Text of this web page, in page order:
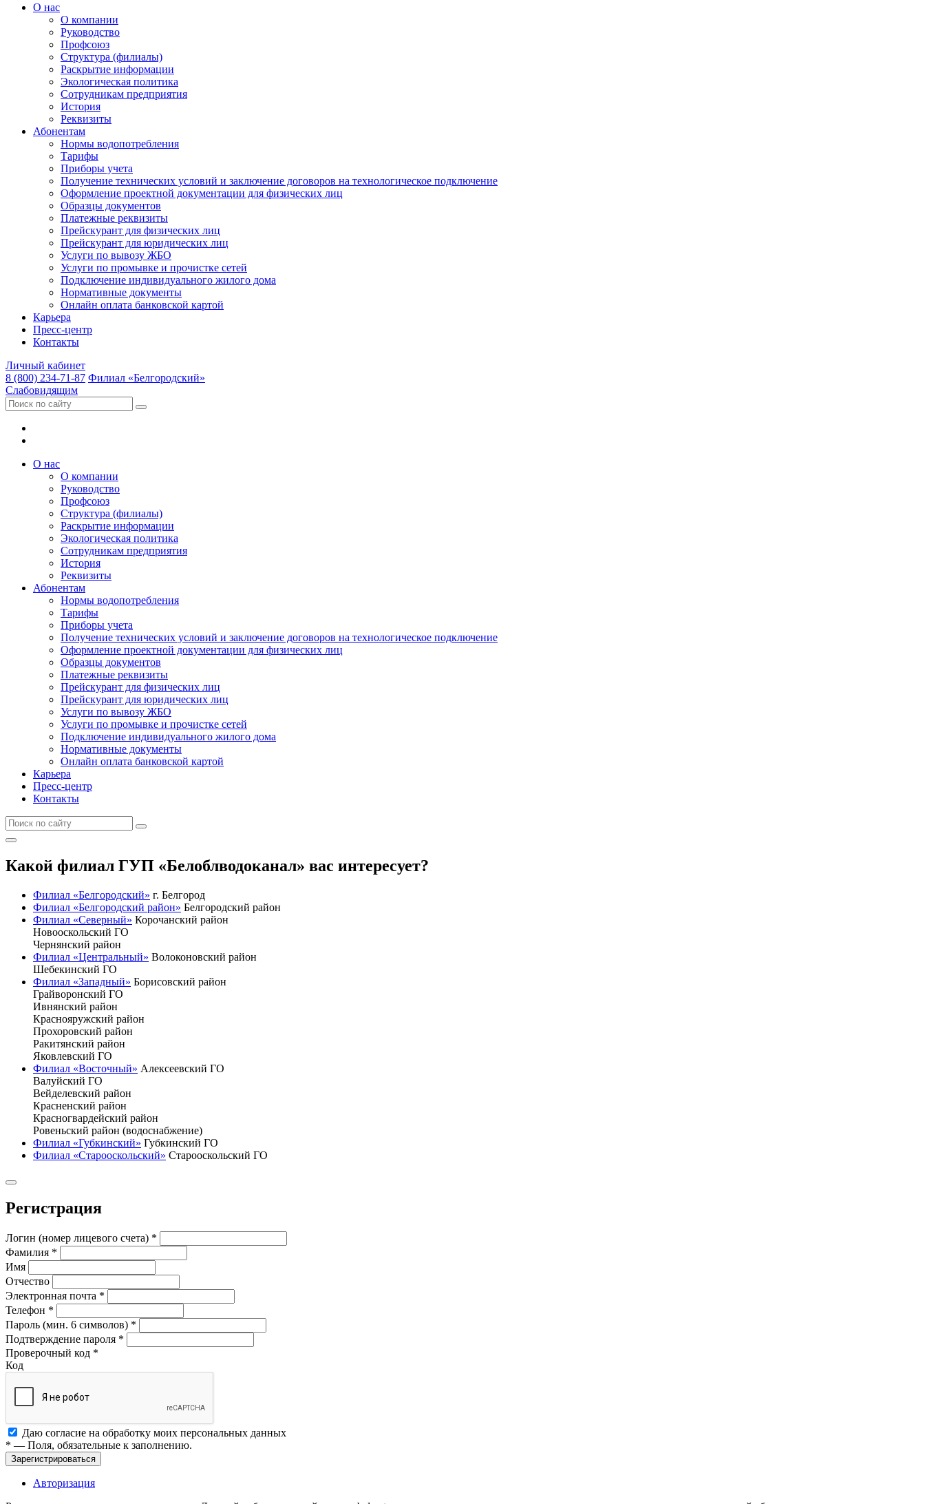
О нас
О компании
Руководство
Профсоюз
Структура (филиалы)
Раскрытие информации
Экологическая политика
Сотрудникам предприятия
История
Реквизиты
Абонентам
Нормы водопотребления
Тарифы
Приборы учета
Получение технических условий и заключение договоров на технологическое подключение
Оформление проектной документации для физических лиц
Образцы документов
Платежные реквизиты
Прейскурант для физических лиц
Прейскурант для юридических лиц
Услуги по вывозу ЖБО
Услуги по промывке и прочистке сетей
Подключение индивидуального жилого дома
Нормативные документы
Онлайн оплата банковской картой
Карьера
Пресс-центр
Контакты
Личный кабинет
8 (800) 234-71-87 Филиал «Белгородский»
Слабовидящим
О нас
О компании
Руководство
Профсоюз
Структура (филиалы)
Раскрытие информации
Экологическая политика
Сотрудникам предприятия
История
Реквизиты
Абонентам
Нормы водопотребления
Тарифы
Приборы учета
Получение технических условий и заключение договоров на технологическое подключение
Оформление проектной документации для физических лиц
Образцы документов
Платежные реквизиты
Прейскурант для физических лиц
Прейскурант для юридических лиц
Услуги по вывозу ЖБО
Услуги по промывке и прочистке сетей
Подключение индивидуального жилого дома
Нормативные документы
Онлайн оплата банковской картой
Карьера
Пресс-центр
Контакты
Какой филиал ГУП «Белоблводоканал» вас интересует?
Филиал «Белгородский» г. Белгород
Филиал «Белгородский район» Белгородский район
Филиал «Северный» Корочанский район
Новооскольский ГО
Чернянский район
Филиал «Центральный» Волоконовский район
Шебекинский ГО
Филиал «Западный» Борисовский район
Грайворонский ГО
Ивнянский район
Краснояружский район
Прохоровский район
Ракитянский район
Яковлевский ГО
Филиал «Восточный» Алексеевский ГО
Валуйский ГО
Вейделевский район
Красненский район
Красногвардейский район
Ровеньский район (водоснабжение)
Филиал «Губкинский» Губкинский ГО
Филиал «Старооскольский» Старооскольский ГО
Регистрация
Логин (номер лицевого счета) *
Фамилия *
Имя
Отчество
Электронная почта *
Телефон *
Пароль (мин. 6 символов) *
Подтверждение пароля *
Проверочный код *
Код
Даю согласие на обработку моих персональных данных
* — Поля, обязательные к заполнению.
Зарегистрироваться
Авторизация